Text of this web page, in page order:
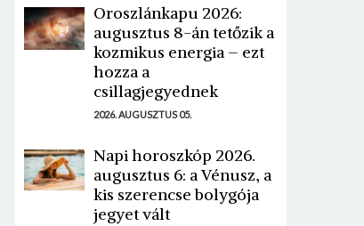
Oroszlánkapu 2026:
augusztus 8-án tetőzik a
kozmikus energia – ezt
hozza a
csillagjegyednek
2026. AUGUSZTUS 05.
Napi horoszkóp 2026.
augusztus 6: a Vénusz, a
kis szerencse bolygója
jegyet vált